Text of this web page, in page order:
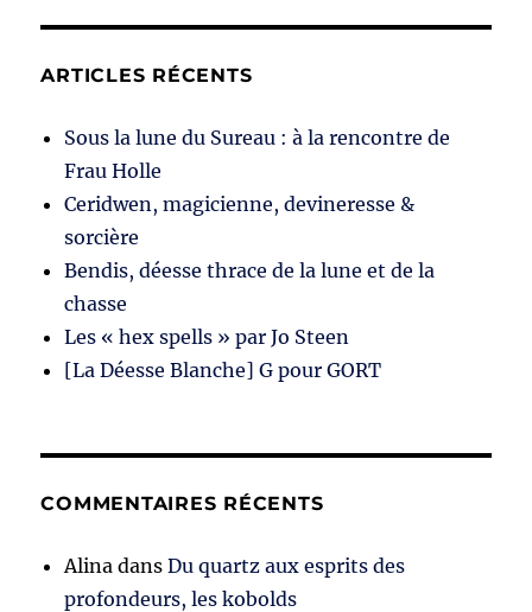
ARTICLES RÉCENTS
Sous la lune du Sureau : à la rencontre de
Frau Holle
Ceridwen, magicienne, devineresse &
sorcière
Bendis, déesse thrace de la lune et de la
chasse
Les « hex spells » par Jo Steen
[La Déesse Blanche] G pour GORT
COMMENTAIRES RÉCENTS
Alina dansDu quartz aux esprits des
profondeurs, les kobolds